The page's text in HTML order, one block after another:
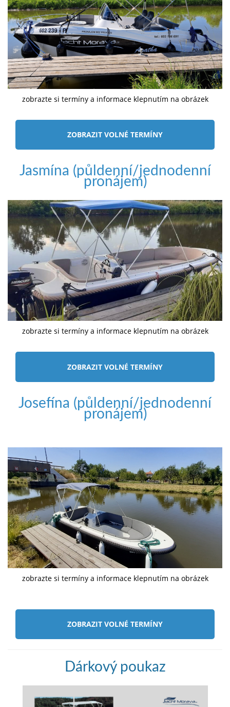
zobrazte si termíny a informace klepnutím na obrázek
ZOBRAZIT VOLNÉ TERMÍNY
Jasmína (půldenní/jednodenní
pronájem)
zobrazte si termíny a informace klepnutím na obrázek
ZOBRAZIT VOLNÉ TERMÍNY
Josefína (půldenní/jednodenní
pronájem)
zobrazte si termíny a informace klepnutím na obrázek
ZOBRAZIT VOLNÉ TERMÍNY
Dárkový poukaz